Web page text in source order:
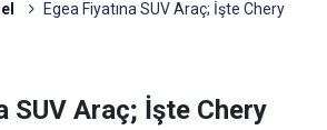
Egea Fiyatına SUV Araç; İşte Chery
SUV Araç; İşte Chery